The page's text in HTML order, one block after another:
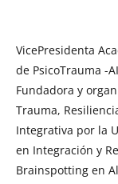
VicePresidenta
de PsicoTrauma -
Fundadora y
Trauma,
Integrativa por la
en Integración y
Brainspotting en